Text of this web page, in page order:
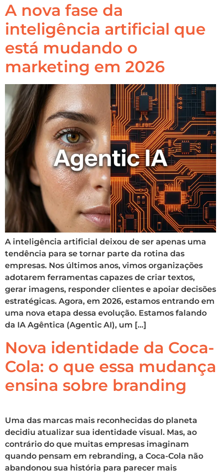
A nova fase da
inteligência artificial que
está mudando o
marketing em 2026
A inteligência artificial deixou de ser apenas uma
tendência para se tornar parte da rotina das
empresas. Nos últimos anos, vimos organizações
adotarem ferramentas capazes de criar textos,
gerar imagens, responder clientes e apoiar decisões
estratégicas. Agora, em 2026, estamos entrando em
uma nova etapa dessa evolução. Estamos falando
da IA Agêntica (Agentic AI), um […]
Nova identidade da Coca-
Cola: o que essa mudança
ensina sobre branding
Uma das marcas mais reconhecidas do planeta
decidiu atualizar sua identidade visual. Mas, ao
contrário do que muitas empresas imaginam
quando pensam em rebranding, a Coca-Cola não
abandonou sua história para parecer mais